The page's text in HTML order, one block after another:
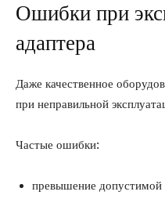
Ошибки при
адаптера
Даже качественное
при неправильной
Частые ошибки:
превышение допустимой